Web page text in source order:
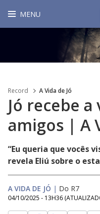
MENU
Record A Vida de Jó
Jó recebe
amigos | A
“Eu queria que vocês
revela Eliú sobre o
A VIDA DE JÓ | Do R7
04/10/2025 - 13H36